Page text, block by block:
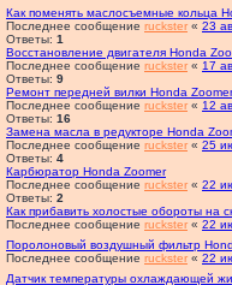
Как поменять маслосъемные кольца
Последнее сообщение ruckster « 23
Ответы: 1
Восстановление двигателя Honda
Последнее сообщение ruckster « 17
Ответы: 9
Ремонт передней вилки Honda Zoomer
Последнее сообщение ruckster « 12
Ответы: 16
Замена масла в редукторе Honda
Последнее сообщение ruckster « 25
Ответы: 4
Карбюратор Honda Zoomer
Последнее сообщение ruckster « 22
Ответы: 2
Как прибавить холостые обороты на
Последнее сообщение ruckster « 22
Поролоновый воздушный фильтр
Последнее сообщение ruckster « 22
Датчик температуры охлаждающей